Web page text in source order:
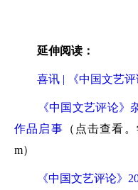
延伸阅读：
喜讯 | 《中国文艺
《中国文艺评论
作品启事 （点击查看
m）
《中国文艺评论》